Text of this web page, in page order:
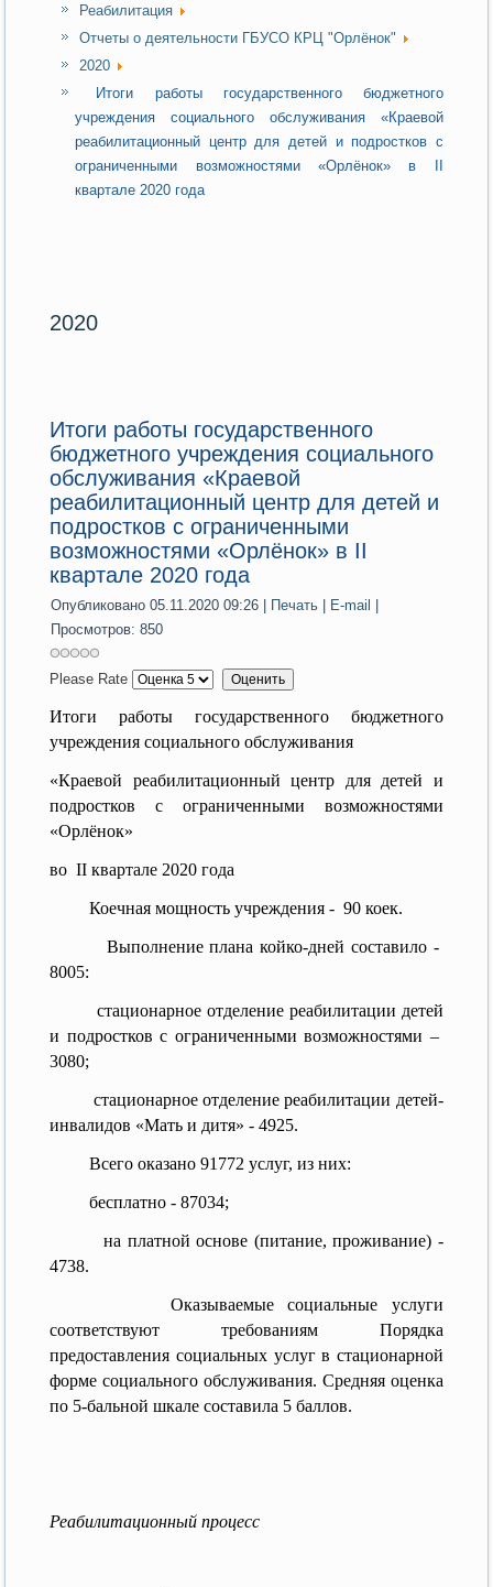
Реабилитация
Отчеты о деятельности ГБУСО КРЦ "Орлёнок"
2020
Итоги работы государственного бюджетного
учреждения социального обслуживания «Краевой
реабилитационный центр для детей и подростков с
ограниченными возможностями «Орлёнок» в II
квартале 2020 года
2020
Итоги работы государственного
бюджетного учреждения социального
обслуживания «Краевой
реабилитационный центр для детей и
подростков с ограниченными
возможностями «Орлёнок» в II
квартале 2020 года
Опубликовано 05.11.2020 09:26 Печать E-mail
Просмотров: 850
Please Rate
Итоги работы государственного бюджетного
учреждения социального обслуживания
«Краевой реабилитационный центр для детей и
подростков с ограниченными возможностями
«Орлёнок»
во II квартале 2020 года
Коечная мощность учреждения - 90 коек.
Выполнение плана койко-дней составило -
8005:
стационарное отделение реабилитации детей
и подростков с ограниченными возможностями –
3080;
стационарное отделение реабилитации детей-
инвалидов «Мать и дитя» - 4925.
Всего оказано 91772 услуг, из них:
бесплатно - 87034;
на платной основе (питание, проживание) -
4738.
Оказываемые социальные услуги
соответствуют требованиям Порядка
предоставления социальных услуг в стационарной
форме социального обслуживания. Средняя оценка
по 5-бальной шкале составила 5 баллов.
Реабилитационный процесс